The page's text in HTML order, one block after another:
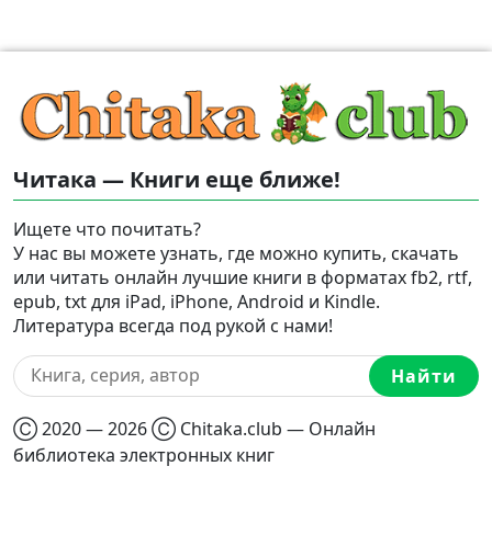
Читака — Книги еще ближе!
Ищете что почитать?
У нас вы можете узнать, где можно купить, скачать
или читать онлайн лучшие книги в форматах fb2, rtf,
epub, txt для iPad, iPhone, Android и Kindle.
Литература всегда под рукой с нами!
Найти
Ⓒ 2020 — 2026 Ⓒ Chitaka.club — Онлайн
библиотека электронных книг